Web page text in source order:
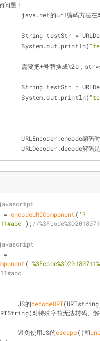
问题：
java.net的url编码方法
		String testStr
=
		System.out.println(
		需要把
+号替换成%2b，str=
		String testStr
=
		System.out.println(
URLEncoder.encode编码
URLDecoder.decode解码
= encodeURIComponent( '?
); //
(
		JS的
decodeURI(URIstring)
对特殊字符无法转码、解
		避免使用JS的
escape()和